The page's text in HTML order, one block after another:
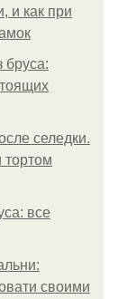
и как при
бруса:
селедки.
тортом
все
своими